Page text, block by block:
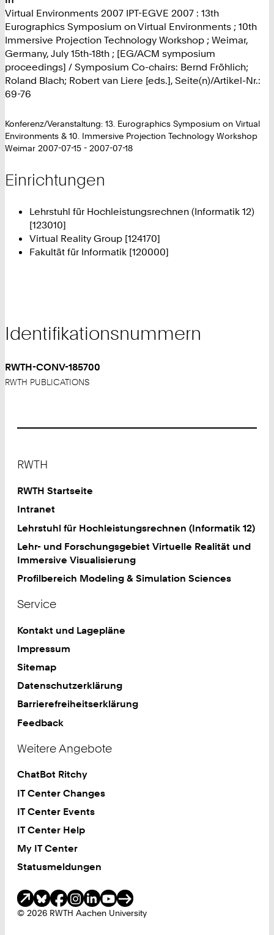
Virtual Environments 2007 IPT-EGVE 2007 : 13th
Eurographics Symposium on Virtual Environments ; 10th
Immersive Projection Technology Workshop ; Weimar,
Germany, July 15th-18th ; [EG/ACM symposium
proceedings] / Symposium Co-chairs: Bernd Fröhlich;
Roland Blach; Robert van Liere [eds.], Seite(n)/Artikel-Nr.:
69-76
Konferenz/Veranstaltung: 13. Eurographics Symposium on Virtual
Environments & 10. Immersive Projection Technology Workshop
Weimar 2007-07-15 - 2007-07-18
Einrichtungen
Lehrstuhl für Hochleistungsrechnen (Informatik 12)
[123010]
Virtual Reality Group [124170]
Fakultät für Informatik [120000]
Identifikationsnummern
RWTH-CONV-185700
RWTH PUBLICATIONS
RWTH
RWTH Startseite
Intranet
Lehrstuhl für Hochleistungsrechnen (Informatik 12)
Lehr- und Forschungsgebiet Virtuelle Realität und
Immersive Visualisierung
Profilbereich Modeling & Simulation Sciences
Service
Kontakt und Lagepläne
Impressum
Sitemap
Datenschutzerklärung
Barrierefreiheitserklärung
Feedback
Weitere Angebote
ChatBot Ritchy
IT Center Changes
IT Center Events
IT Center Help
My IT Center
Statusmeldungen
© 2026 RWTH Aachen University
Soziale Medien